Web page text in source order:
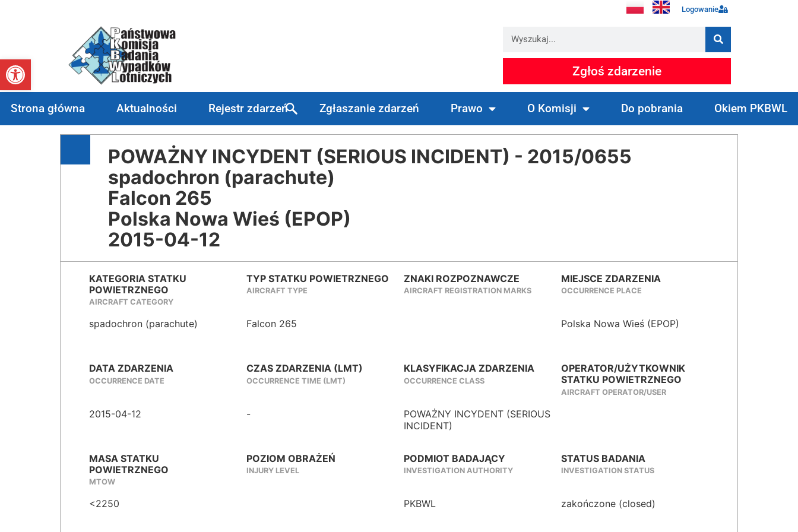
Otwórz pasek narzędzi
Logowanie
Zgłoś zdarzenie
Strona główna Aktualności Rejestr zdarzeń Zgłaszanie zdarzeń Prawo O Komisji Do pobrania Okiem PKBWL
POWAŻNY INCYDENT (SERIOUS INCIDENT) - 2015/0655
spadochron (parachute)
Falcon 265
Polska Nowa Wieś (EPOP)
2015-04-12
KATEGORIA STATKU
POWIETRZNEGO
AIRCRAFT CATEGORY
spadochron (parachute)
TYP STATKU POWIETRZNEGO
AIRCRAFT TYPE
Falcon 265
ZNAKI ROZPOZNAWCZE
AIRCRAFT REGISTRATION MARKS
MIEJSCE ZDARZENIA
OCCURRENCE PLACE
Polska Nowa Wieś (EPOP)
DATA ZDARZENIA
OCCURRENCE DATE
2015-04-12
CZAS ZDARZENIA (LMT)
OCCURRENCE TIME (LMT)
-
KLASYFIKACJA ZDARZENIA
OCCURRENCE CLASS
POWAŻNY INCYDENT (SERIOUS
INCIDENT)
OPERATOR/UŻYTKOWNIK
STATKU POWIETRZNEGO
AIRCRAFT OPERATOR/USER
MASA STATKU
POWIETRZNEGO
MTOW
<2250
POZIOM OBRAŻEŃ
INJURY LEVEL
PODMIOT BADAJĄCY
INVESTIGATION AUTHORITY
PKBWL
STATUS BADANIA
INVESTIGATION STATUS
zakończone (closed)